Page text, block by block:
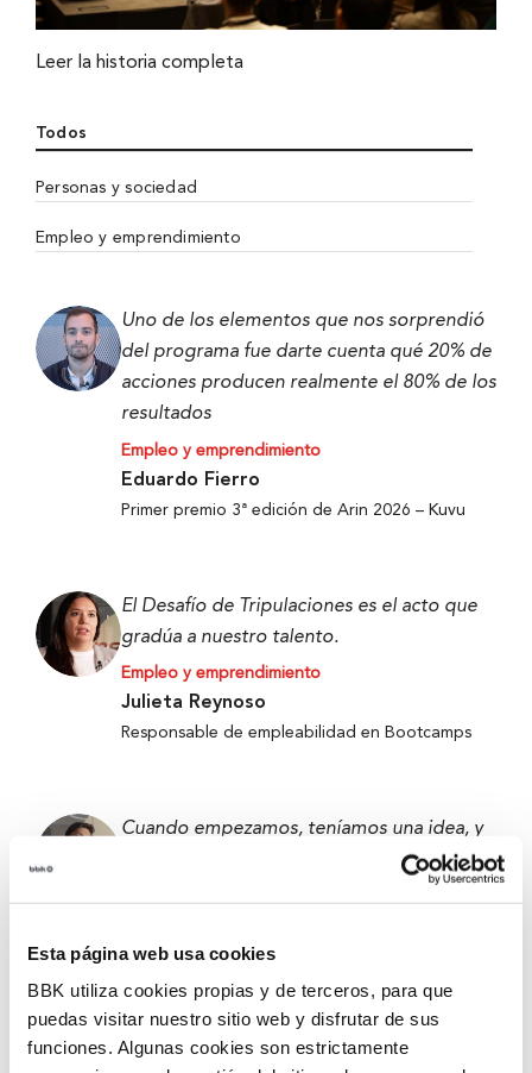
Esta página web usa cookies
BBK utiliza cookies propias y de terceros, para que
puedas visitar nuestro sitio web y disfrutar de sus
funciones. Algunas cookies son estrictamente
Leer la historia completa
Todos
Personas y sociedad
Empleo y emprendimiento
Uno de los elementos que nos sorprendió
del programa fue darte cuenta qué 20% de
acciones producen realmente el 80% de los
resultados
Empleo y emprendimiento
Eduardo Fierro
Primer premio 3ª edición de Arin 2026 – Kuvu
El Desafío de Tripulaciones es el acto que
gradúa a nuestro talento.
Empleo y emprendimiento
Julieta Reynoso
Responsable de empleabilidad en Bootcamps
Cuando empezamos, teníamos una idea, y
ahora tenemos un prototipo que funciona.
Primer premio de 5ª edición de Ekin 2026 –
Metabokare